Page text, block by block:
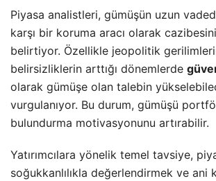
Piyasa analistleri, gümüşün uzun
karşı bir koruma aracı olarak
belirtiyor. Özellikle jeopolitik
belirsizliklerin arttığı dönemlerde
olarak gümüşe olan talebin
vurgulanıyor. Bu durum, gümüşü
bulundurma motivasyonunu artırabilir.
Yatırımcılara yönelik temel tavsiye,
soğukkanlılıkla değerlendirmek ve ani